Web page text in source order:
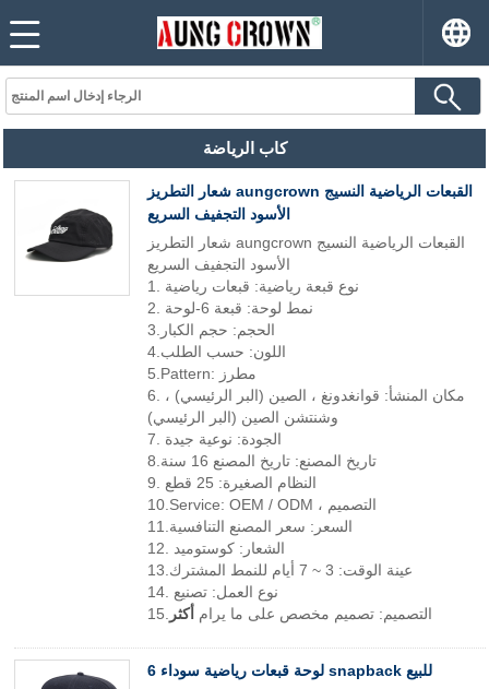
كاب الرياضة
شعار التطريز aungcrown القبعات الرياضية النسيج
الأسود التجفيف السريع
شعار التطريز aungcrown القبعات الرياضية النسيج
الأسود التجفيف السريع
1. نوع قبعة رياضية: قبعات رياضية
2. نمط لوحة: قبعة 6-لوحة
3.الحجم: حجم الكبار
4.اللون: حسب الطلب
5.Pattern: مطرز
6. مكان المنشأ: قوانغدونغ ، الصين (البر الرئيسي) ،
وشنتشن الصين (البر الرئيسي)
7. الجودة: نوعية جيدة
8.تاريخ المصنع: تاريخ المصنع 16 سنة
9. النظام الصغيرة: 25 قطع
10.Service: OEM / ODM ، التصميم
11.السعر: سعر المصنع التنافسية
12. الشعار: كوستوميد
13.عينة الوقت: 3 ~ 7 أيام للنمط المشترك
14. نوع العمل: تصنيع
15.التصميم: تصميم مخصص على ما يرام أكثر
6 لوحة قبعات رياضية سوداء snapback للبيع